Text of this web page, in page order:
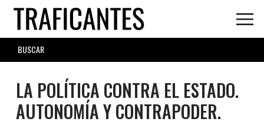
Skip
main
content
SEARCH
FORM
LA POLÍTICA CONTRA EL ESTADO.
AUTONOMÍA Y CONTRAPODER.